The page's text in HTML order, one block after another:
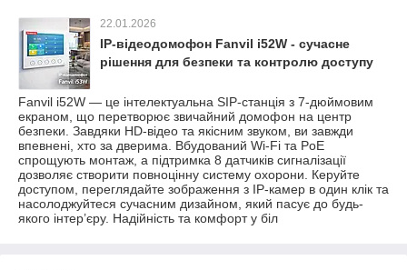
22.01.2026
IP-відеодомофон Fanvil i52W - сучасне
рішення для безпеки та контролю доступу
Fanvil i52W — це інтелектуальна SIP-станція з 7-дюймовим
екраном, що перетворює звичайний домофон на центр
безпеки. Завдяки HD-відео та якісним звуком, ви завжди
впевнені, хто за дверима. Вбудований Wi-Fi та PoE
спрощують монтаж, а підтримка 8 датчиків сигналізації
дозволяє створити повноцінну систему охорони. Керуйте
доступом, переглядайте зображення з IP-камер в один клік та
насолоджуйтеся сучасним дизайном, який пасує до будь-
якого інтер’єру. Надійність та комфорт у біл